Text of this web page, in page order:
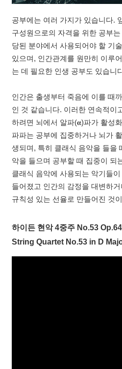
공부에는 여러 가지가 있습니다.
구성원으로의 자격을 위한 공부
당된 분야에서 사용되어야 할 기
있으며, 인간관계를 원만히 이루
는 데 필요한 인생 공부도 있습니
인간은 출생부터 죽음에 이를 때
인 것 같습니다. 이러한 연속적이
하려면 뇌에서 알파(𝛂)파가 활성
파파는 공부에 집중하거나 뇌가
생되며, 특히 클래식 음악을 들을
악을 들으며 공부할 때 집중이 되
클래식 음악에 사용되는 악기들
들어졌고 인간의 감정을 대변하
규칙성 있는 선율로 만들어진 것
하이든 현악 4중주 No.53
String Quartet No.53 in D